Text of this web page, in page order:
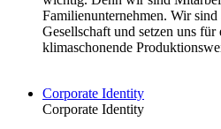
Familienunternehmen. Wir
Gesellschaft und setzen uns
klimaschonende
Corporate Identity
Corporate Identity